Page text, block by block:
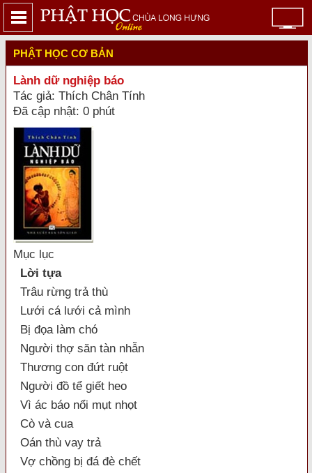
PHẬT HỌC CƠ BẢN
Lành dữ nghiệp báo
Tác giả: Thích Chân Tính
Đã cập nhật: 0 phút
Mục lục
Lời tựa
Trâu rừng trả thù
Lưới cá lưới cả mình
Bị đọa làm chó
Người thợ săn tàn nhẫn
Thương con đứt ruột
Người đồ tể giết heo
Vì ác báo nổi mụt nhọt
Cò và cua
Oán thù vay trả
Vợ chồng bị đá đè chết